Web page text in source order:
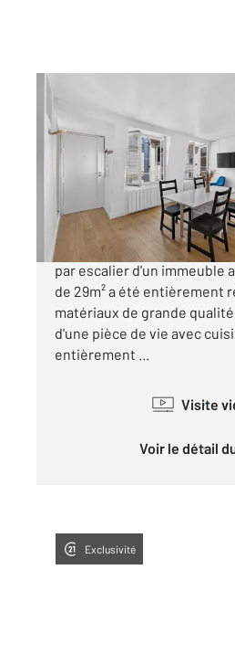
29,04 m
, 1 pièce
Ref : 593
Appartement T1 à
430 000
Paris 6ème : rue Guisarde
par escalier d'un immeuble
de 29m² a été entièrement
matériaux de grande
d'une pièce de vie avec
entièrement ...
Visite
Voir le détail
Exclusivité